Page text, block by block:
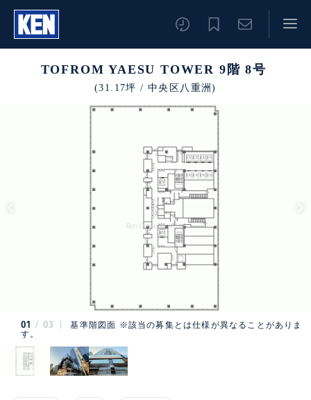
TOFROM YAESU TOWER 9階 8号
(31.17坪 / 中央区八重洲)
01 03
基準階図面 ※該当の募集とは仕様が異なることがありま
す。